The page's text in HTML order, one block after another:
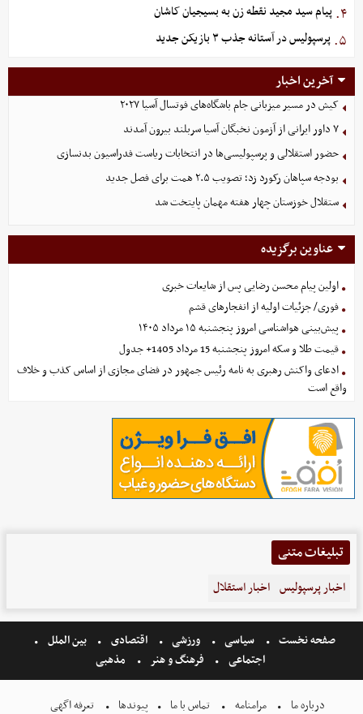
۴. پیام سید مجید نقطه زن به بسیجیان کاشان
۵. پرسپولیس در آستانه جذب ۳ بازیکن جدید
آخرین اخبار
کیش در مسیر میزبانی جام باشگاه‌های فوتسال آسیا ۲۰۲۷
۷ داور ایرانی از آزمون نخبگان آسیا سربلند بیرون آمدند
حضور استقلالی و پرسپولیسی‌ها در انتخابات ریاست فدراسیون بدنسازی
بودجه سپاهان رکورد زد؛ تصویب ۲.۵ همت برای فصل جدید
ستقلال خوزستان چهار هفته مهمان پایتخت شد
عناوین برگزیده
اولین پیام محسن رضایی پس از شایعات خبری
فوری/ جزئیات اولیه از انفجارهای قشم
پیش‌بینی هواشناسی امروز پنجشنبه ۱۵ مرداد ۱۴۰۵
قیمت طلا و سکه امروز پنجشنبه 15 مرداد 1405+ جدول
ادعای واکنش رهبری به نامه رئیس جمهور در فضای مجازی از اساس کذب و خلاف
واقع است
تبلیغات متنی
اخبار پرسپولیس اخبار استقلال
صفحه نخست سیاسی ورزشی اقتصادی
بین الملل
اجتماعی
فرهنگ و هنر مذهبی
درباره ما مرامنامه تماس با ما پیوندها تعرفه اگهی